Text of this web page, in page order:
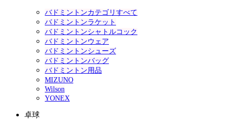
バドミントンカテゴリすべて
バドミントンラケット
バドミントンシャトルコック
バドミントンウェア
バドミントンシューズ
バドミントンバッグ
バドミントン用品
MIZUNO
Wilson
YONEX
卓球